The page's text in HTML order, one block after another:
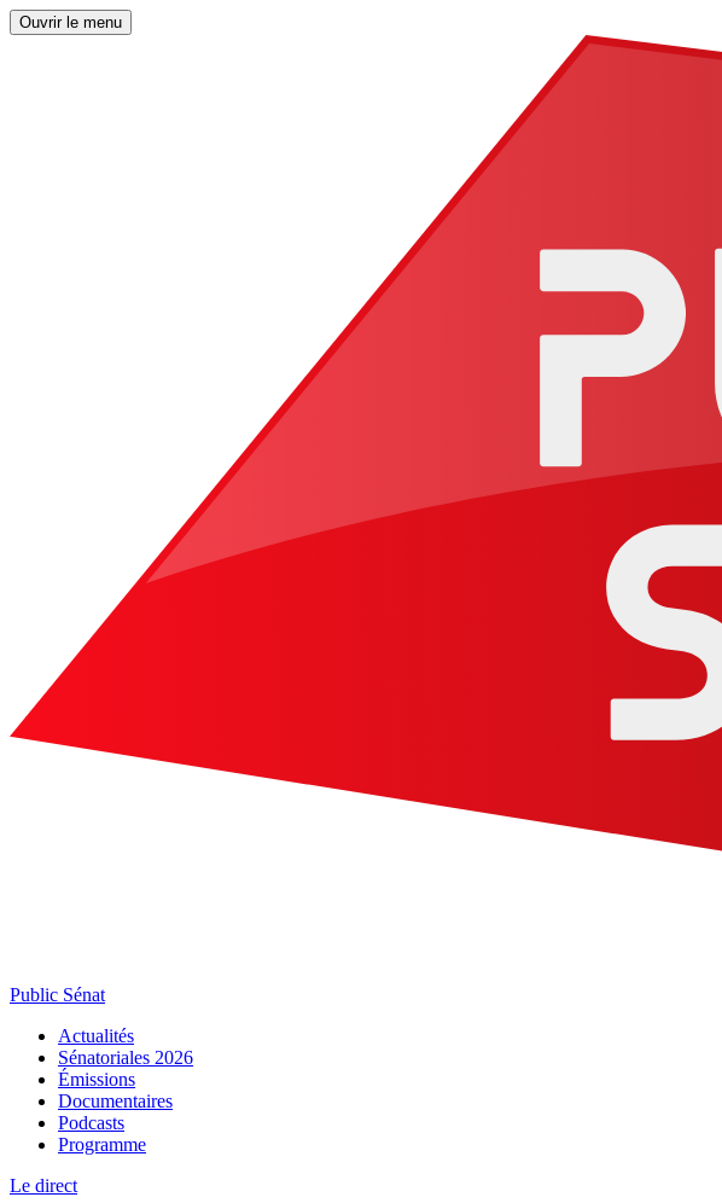
Ouvrir le menu
Public Sénat
Actualités
Sénatoriales 2026
Émissions
Documentaires
Podcasts
Programme
Le direct